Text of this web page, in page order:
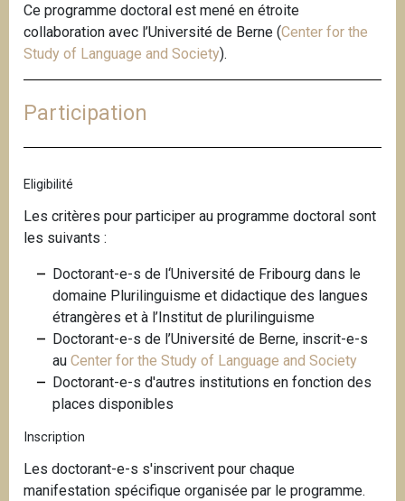
Ce programme doctoral est mené en étroite
collaboration avec l’Université de Berne (Center for the
Study of Language and Society).
Participation
Eligibilité
Les critères pour participer au programme doctoral sont
les suivants :
Doctorant-e-s de l‘Université de Fribourg dans le
domaine Plurilinguisme et didactique des langues
étrangères et à l’Institut de plurilinguisme
Doctorant-e-s de l’Université de Berne, inscrit-e-s
au Center for the Study of Language and Society
Doctorant-e-s d'autres institutions en fonction des
places disponibles
Inscription
Les doctorant-e-s s'inscrivent pour chaque
manifestation spécifique organisée par le programme.